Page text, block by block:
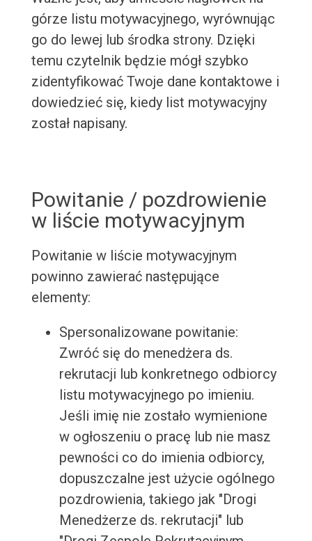
górze listu motywacyjnego, wyrównując
go do lewej lub środka strony. Dzięki
temu czytelnik będzie mógł szybko
zidentyfikować Twoje dane kontaktowe i
dowiedzieć się, kiedy list motywacyjny
został napisany.
Powitanie / pozdrowienie
w liście motywacyjnym
Powitanie w liście motywacyjnym
powinno zawierać następujące
elementy:
Spersonalizowane powitanie:
Zwróć się do menedżera ds.
rekrutacji lub konkretnego odbiorcy
listu motywacyjnego po imieniu.
Jeśli imię nie zostało wymienione
w ogłoszeniu o pracę lub nie masz
pewności co do imienia odbiorcy,
dopuszczalne jest użycie ogólnego
pozdrowienia, takiego jak "Drogi
Menedżerze ds. rekrutacji" lub